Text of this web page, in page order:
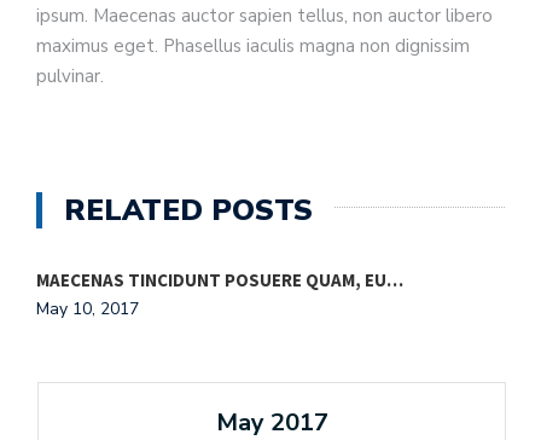
ipsum. Maecenas auctor sapien tellus, non auctor libero
maximus eget. Phasellus iaculis magna non dignissim
pulvinar.
RELATED POSTS
MAECENAS TINCIDUNT POSUERE QUAM, EU…
May 10, 2017
May 2017